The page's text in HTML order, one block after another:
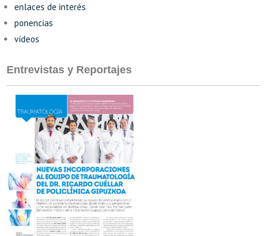
enlaces de interés
ponencias
vídeos
Entrevistas y Reportajes